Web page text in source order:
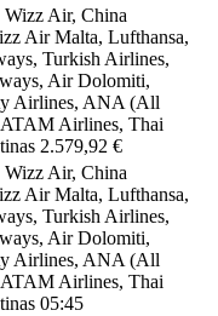
Air, China
Air Malta, Lufthansa,
Turkish Airlines,
Air Dolomiti,
Airlines, ANA (All
Airlines, Thai
2.579,92 €
Air, China
Air Malta, Lufthansa,
Turkish Airlines,
Air Dolomiti,
Airlines, ANA (All
Airlines, Thai
05:45